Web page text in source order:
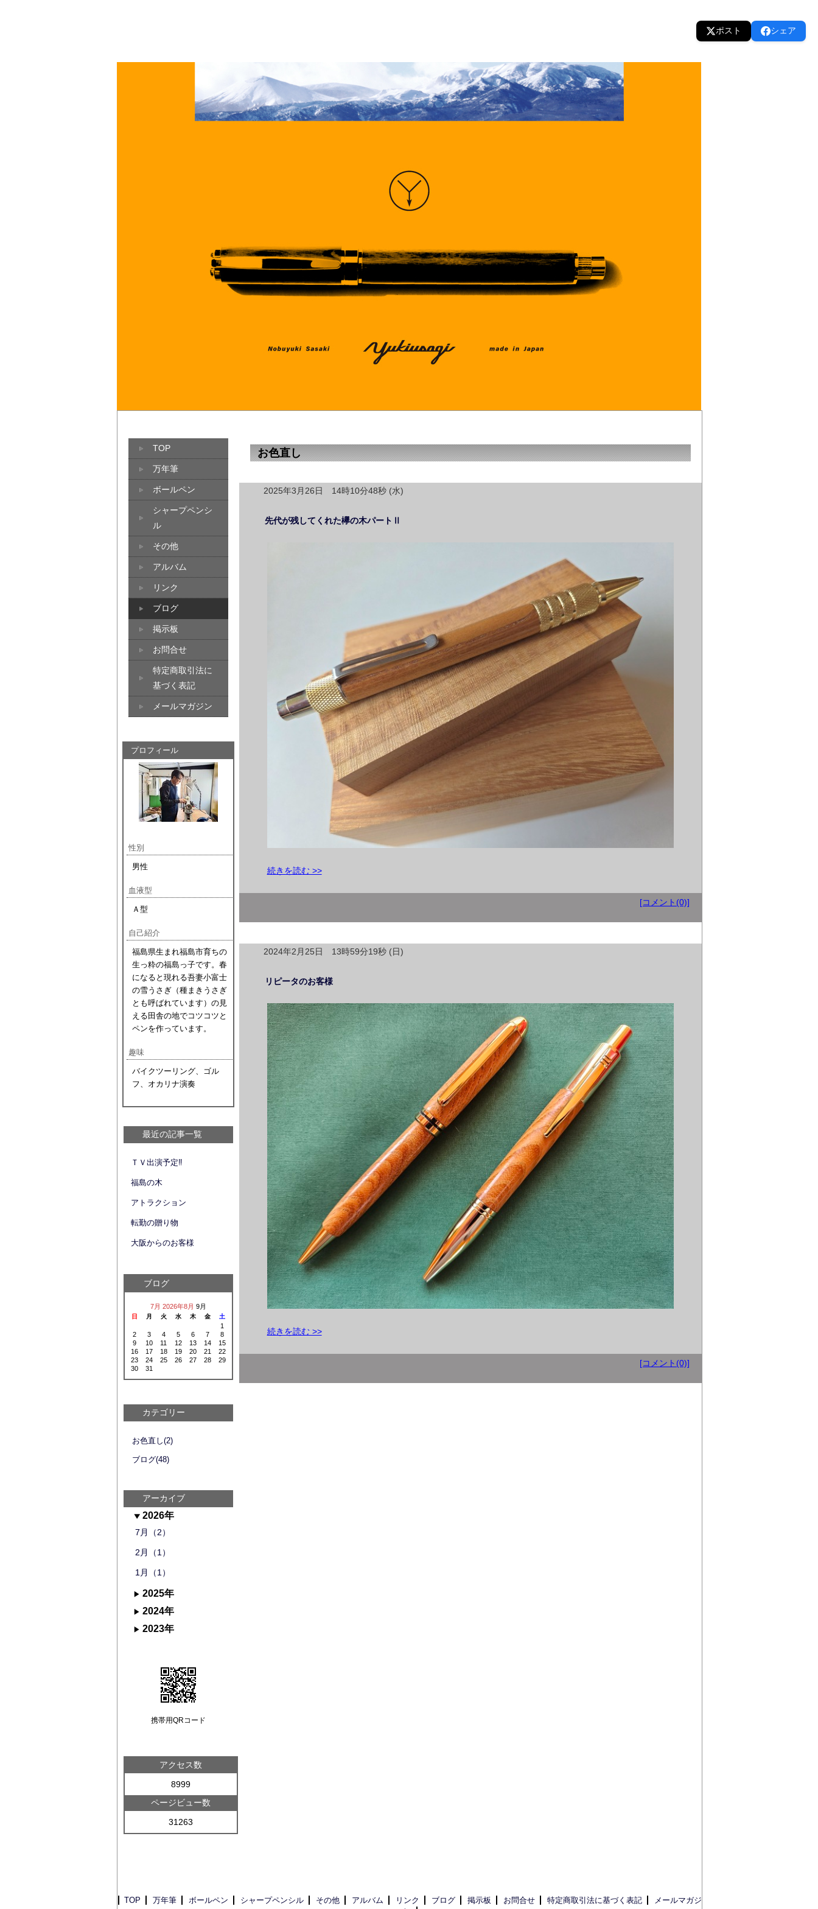
ポスト シェア
お色直し
2025年3月26日 14時10分48秒 (水)
先代が残してくれた欅の木パートⅡ
続きを読む >>
[コメント(0)]
2024年2月25日 13時59分19秒 (日)
リピータのお客様
続きを読む >>
[コメント(0)]
TOP
万年筆
ボールペン
シャープペンシ
ル
その他
アルバム
リンク
ブログ
掲示板
お問合せ
特定商取引法に
基づく表記
メールマガジン
プロフィール
性別
男性
血液型
Ａ型
自己紹介
福島県生まれ福島市育ちの
生っ粋の福島っ子です。春
になると現れる吾妻小富士
の雪うさぎ（種まきうさぎ
とも呼ばれています）の見
える田舎の地でコツコツと
ペンを作っています。
趣味
バイクツーリング、ゴル
フ、オカリナ演奏
最近の記事一覧
ＴＶ出演予定‼
福島の木
アトラクション
転勤の贈り物
大阪からのお客様
ブログ
7月 2026年8月 9月
日 月 火 水 木 金 土
1
2
3 4 5 6 7
8
9
10 11 12 13 14
15
16
17 18 19 20 21
22
23
24 25 26 27 28
29
30
31
カテゴリー
お色直し(2)
ブログ(48)
アーカイブ
2026年
7月（2）
2月（1）
1月（1）
2025年
2024年
2023年
携帯用QRコード
アクセス数
8999
ページビュー数
31263
TOP 万年筆 ボールペン シャープペンシル その他 アルバム リンク ブログ 掲示板 お問合せ 特定商取引法に基づく表記
メールマガジ